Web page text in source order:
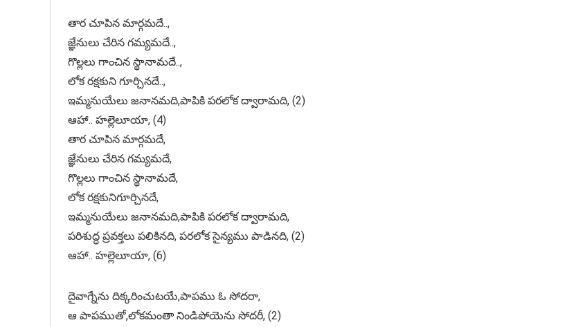
తార చూపిన మార్గమదే..,
జ్ఞేనులు చేరిన గమ్యమదే..,
గొల్లలు గాంచిన స్థానామదే..,
లోక రక్షకుని గూర్చినదే..,
ఇమ్మనుయేలు జనానమది,పాపికి పరలోక ద్వారామది, (2)
ఆహా.. హల్లెలూయా, (4)
తార చూపిన మార్గమదే,
జ్ఞేనులు చేరిన గమ్యమదే,
గొల్లలు గాంచిన స్థానామదే,
లోక రక్షకునిగూర్చినదే,
ఇమ్మనుయేలు జనానమది,పాపికి పరలోక ద్వారామది,
పరిశుద్ధ ప్రవక్తలు పలికినది, పరలోక సైన్యము పాడినది, (2)
ఆహా.. హల్లెలూయా, (6)
దైవాగ్నేను దిక్కరించుటయే,పాపము ఓ సోదరా,
ఆ పాపముతో,లోకమంతా నిండిపోయెను సోదరీ, (2)